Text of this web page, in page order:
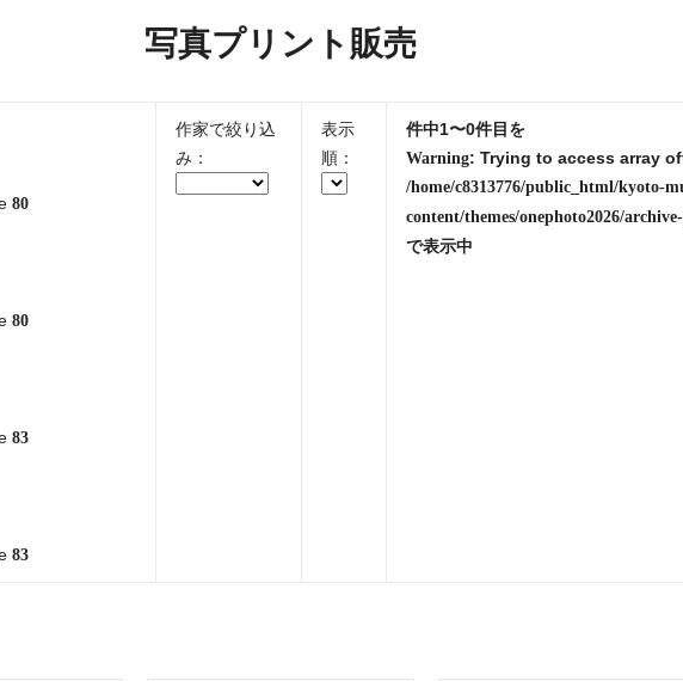
写真プリント販売
80
80
83
83
作家で絞り込
み：
表示
順：
件中1〜0件目を
Warning: Trying to access array
/home/c8313776/public_html/kyoto-
content/themes/onephoto2026/
で表示中